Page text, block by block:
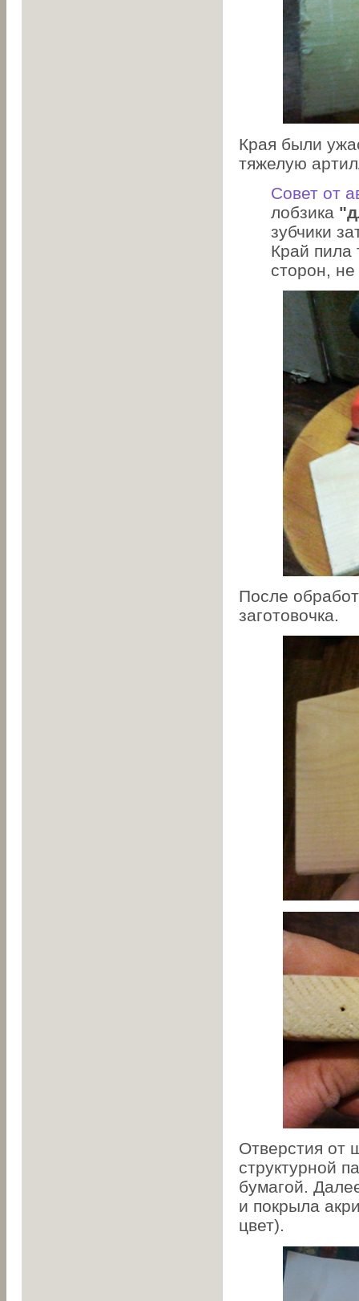
Края были
тяжелую
Совет от
лобзика
зубчики
Край пила
сторон,
После
заготовочка.
Отверстия от
структурной
бумагой.
и покрыла
цвет).